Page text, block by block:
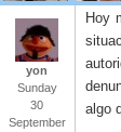
yon
Sunday
30
September
Hoy
algo